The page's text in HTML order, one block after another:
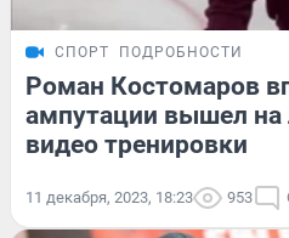
СПОРТ ПОДРОБНОСТИ
Роман Костомаров
ампутации вышел на
видео тренировки
11 декабря, 2023, 18:23 953